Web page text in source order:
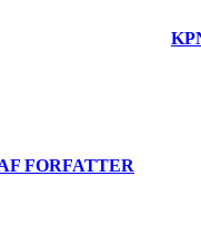
FORFATTER